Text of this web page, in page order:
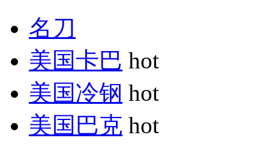
名刀
美国卡巴 hot
美国冷钢 hot
美国巴克 hot